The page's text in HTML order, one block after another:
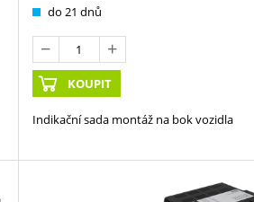
do 21 dnů
KOUPIT
Indikační sada montáž na bok vozidla